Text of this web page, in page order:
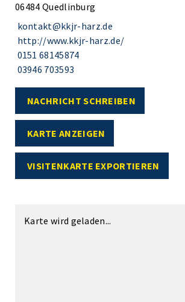
06484 Quedlinburg
kontakt@kkjr-harz.de
http://www.kkjr-harz.de/
0151 68145874
03946 703593
NACHRICHT SCHREIBEN
KARTE ANZEIGEN
VISITENKARTE EXPORTIEREN
Karte wird geladen...